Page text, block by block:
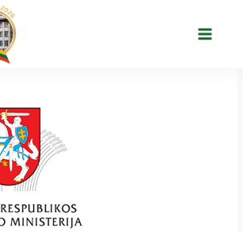
Main